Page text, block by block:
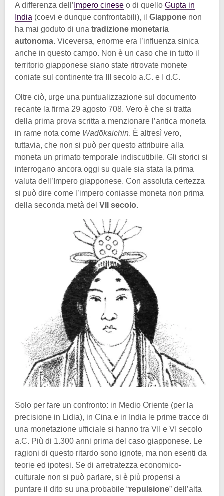
A differenza dell’ Impero cinese o di quello Gupta in
India (coevi e dunque confrontabili), il Giappone non
ha mai goduto di una tradizione monetaria
autonoma. Viceversa, enorme era l’influenza sinica
anche in questo campo. Non è un caso che in tutto il
territorio giapponese siano state ritrovate monete
coniate sul continente tra III secolo a.C. e I d.C.
Oltre ciò, urge una puntualizzazione sul documento
recante la firma 29 agosto 708. Vero è che si tratta
della prima prova scritta a menzionare l’antica moneta
in rame nota come Wadōkaichin. È altresì vero,
tuttavia, che non si può per questo attribuire alla
moneta un primato temporale indiscutibile. Gli storici si
interrogano ancora oggi su quale sia stata la prima
valuta dell’Impero giapponese. Con assoluta certezza
si può dire come l’impero coniasse moneta non prima
della seconda metà del VII secolo.
Solo per fare un confronto: in Medio Oriente (per la
precisione in Lidia), in Cina e in India le prime tracce di
una monetazione ufficiale si hanno tra VII e VI secolo
a.C. Più di 1.300 anni prima del caso giapponese. Le
ragioni di questo ritardo sono ignote, ma non esenti da
teorie ed ipotesi. Se di arretratezza economico-
culturale non si può parlare, si è più propensi a
puntare il dito su una probabile “repulsione” dell’alta